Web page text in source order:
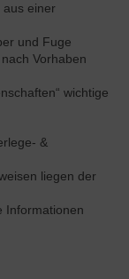
aus einer
und Fuge
Vorhaben
wichtige
&
liegen der
Informationen